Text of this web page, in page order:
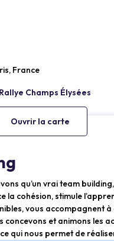
France
Ouvrir la carte
qu’un vrai team building,
la cohésion, stimule
vous accompagnent
concevons et animons les
qui nous permet de